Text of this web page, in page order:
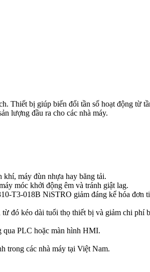
Thiết bị giúp biến đổi tần số hoạt động từ
lượng đầu ra cho các nhà máy.
khí, máy đùn nhựa hay băng tải.
móc khởi động êm và tránh giật lag.
T3-018B NiSTRO giảm đáng kể hóa đơn
đó kéo dài tuổi thọ thiết bị và giảm chi phí
qua PLC hoặc màn hình HMI.
trong các nhà máy tại Việt Nam.